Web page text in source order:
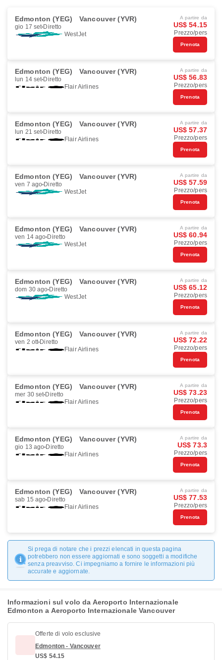
Edmonton (YEG) Vancouver (YVR)
gio 17 set Diretto
WestJet
A partire da
US$ 54.15
Prezzo/pers
Prenota
Edmonton (YEG) Vancouver (YVR)
lun 14 set Diretto
Flair Airlines
A partire da
US$ 56.83
Prezzo/pers
Prenota
Edmonton (YEG) Vancouver (YVR)
lun 21 set Diretto
Flair Airlines
A partire da
US$ 57.37
Prezzo/pers
Prenota
Edmonton (YEG) Vancouver (YVR)
ven 7 ago Diretto
WestJet
A partire da
US$ 57.59
Prezzo/pers
Prenota
Edmonton (YEG) Vancouver (YVR)
ven 14 ago Diretto
WestJet
A partire da
US$ 60.94
Prezzo/pers
Prenota
Edmonton (YEG) Vancouver (YVR)
dom 30 ago Diretto
WestJet
A partire da
US$ 65.12
Prezzo/pers
Prenota
Edmonton (YEG) Vancouver (YVR)
ven 2 ott Diretto
Flair Airlines
A partire da
US$ 72.22
Prezzo/pers
Prenota
Edmonton (YEG) Vancouver (YVR)
mer 30 set Diretto
Flair Airlines
A partire da
US$ 73.23
Prezzo/pers
Prenota
Edmonton (YEG) Vancouver (YVR)
gio 13 ago Diretto
Flair Airlines
A partire da
US$ 73.3
Prezzo/pers
Prenota
Edmonton (YEG) Vancouver (YVR)
sab 15 ago Diretto
Flair Airlines
A partire da
US$ 77.53
Prezzo/pers
Prenota
Si prega di notare che i prezzi elencati in questa pagina
potrebbero non essere aggiornati e sono soggetti a modifiche
senza preavviso. Ci impegniamo a fornire le informazioni più
accurate e aggiornate.
Informazioni sul volo da Aeroporto Internazionale
Edmonton a Aeroporto Internazionale Vancouver
Offerte di volo esclusive
Edmonton - Vancouver
US$ 54.15